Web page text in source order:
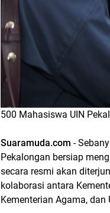
500 Mahasiswa UIN
Suaramuda.com -
Pekalongan bersiap
secara resmi akan
kolaborasi antara
Kementerian Agama, dan